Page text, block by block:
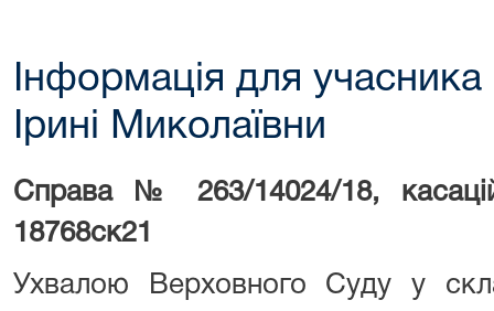
Інформація для
Ірині Миколаївни
Справа № 263/14024/18,
18768ск21
Ухвалою Верховного Суду у